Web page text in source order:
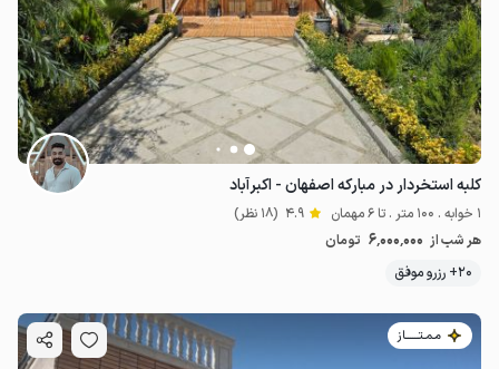
کلبه استخردار در مبارکه اصفهان - اکبرآباد
1 خوابه . 100 متر . تا 6 مهمان 4.9 (18 نظر)
هر شب از 6٬000٬000 تومان
20+ رزرو موفق
مـمـتــــــاز